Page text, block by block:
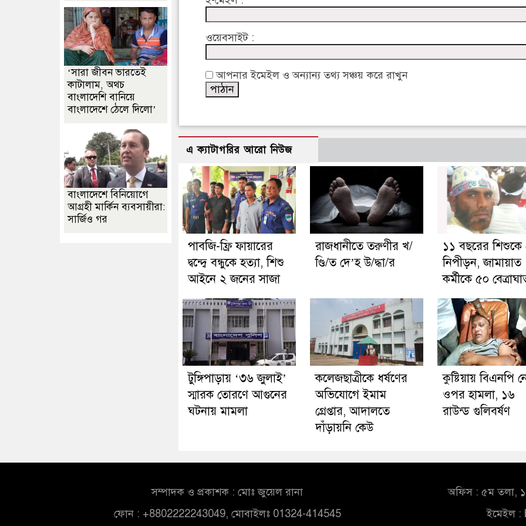
ওয়েবসাইট :
আপনার ইমেইল ও অন্যান্য তথ্য সঞ্চয় করে রাখুন
এ ক্যাটাগরির আরো নিউজ
পাবজি-ফ্রি ফায়ারের
দ্বন্দ্বে বন্ধুকে হত্যা, শিশু
আইনে ২ জনের সাজা
রাজধানীতে তরুণীর খ/
ণ্ডি/ত দে’হ উ/দ্ধা/র
১১ বছরের
নিপীড়ন, জামায়াত
কর্মীকে ৫০
টুঙ্গিপাড়ায় ‘৩৬ জুলাই’
স্মারক তোরণে আগুনের
ঘটনায় মামলা
কলেজছাত্রীকে ধর্ষণের
অভিযোগে ইমাম
গ্রেপ্তার, আদালতে
দাঁড়ায়নি কেউ
কুষ্টিয়ায় বিএনপি
ওপর হামলা, ১৬
রাউন্ড গুলিবর্ষণ
‘সারা জীবন ভারতেই
কাটালাম, অথচ
বাংলাদেশি বানিয়ে
বাংলাদেশে ঠেলে দিলো’
বাংলাদেশে বিনিয়োগে
আগ্রহী মার্কিন ব্যবসায়ীরা:
সার্জিও গর
সম্পাদক ও প্রকাশক : মোঃ জুয়েল রানা
ফোন : +8802222243049, মোবাইলঃ 01324-414545
অফিস : ৫ম তলা,
ইমেইল :